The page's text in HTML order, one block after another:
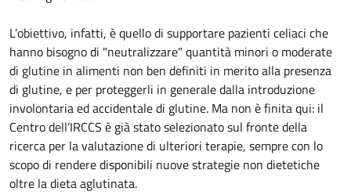
L’obiettivo, infatti, è quello di supportare pazienti celiaci che
hanno bisogno di "neutralizzare" quantità minori o moderate
di glutine in alimenti non ben definiti in merito alla presenza
di glutine, e per proteggerli in generale dalla introduzione
involontaria ed accidentale di glutine. Ma non è finita qui: il
Centro dell’IRCCS è già stato selezionato sul fronte della
ricerca per la valutazione di ulteriori terapie, sempre con lo
scopo di rendere disponibili nuove strategie non dietetiche
oltre la dieta aglutinata.